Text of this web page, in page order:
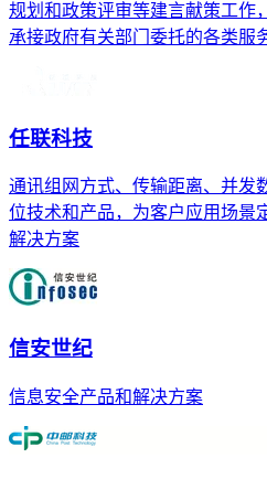
规划和政策评审等建言献策工作
承接政府有关部门委托的各类服
任联科技
通讯组网方式、传输距离、并发
位技术和产品，为客户应用场景
解决方案
信安世纪
信息安全产品和解决方案